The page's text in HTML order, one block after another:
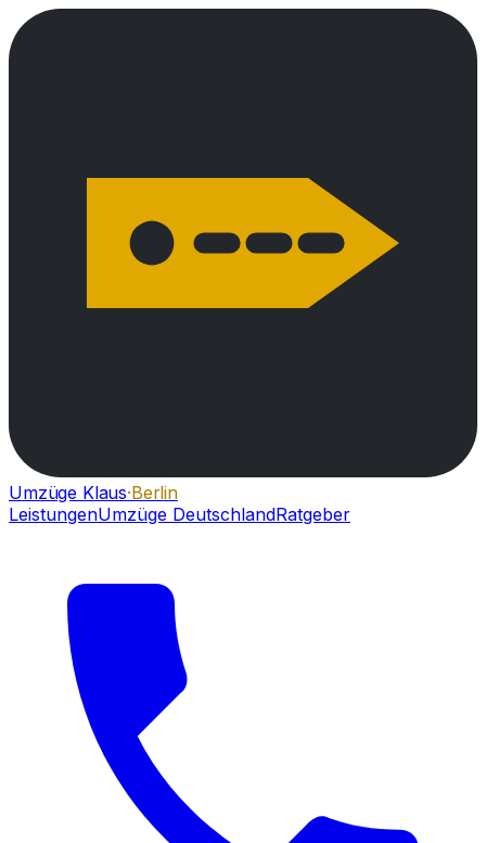
Umzüge Klaus·Berlin
LeistungenUmzüge DeutschlandRatgeber